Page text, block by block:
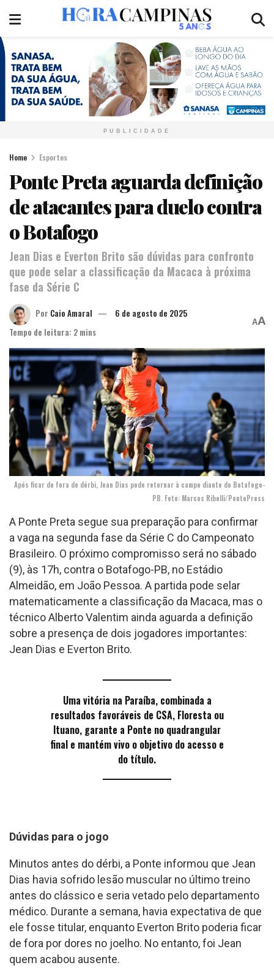
PUBLICIDADE
Home Esportes
Ponte Preta aguarda definição
de atacantes para duelo contra
o Botafogo
Jean Dias e Everton Brito são dúvidas para confronto
que pode selar a classificação da Macaca à próxima
fase da Série C
Por Caio Amaral
6 de agosto de 2025
Tempo de leitura: 2 mins
AA
Após ficar de fora do dérbi, Jean Dias pode retornar à campo diante do Botafogo-
PB. Foto: Marcos Ribolli/PontePress
A Ponte Preta segue sua preparação para confirmar
a vaga na segunda fase da Série C do Campeonato
Brasileiro. O próximo compromisso será no sábado
(9), às 17h, contra o Botafogo-PB, no Estádio
Almeidão, em João Pessoa. A partida pode selar
matematicamente a classificação da Macaca, mas o
técnico Alberto Valentim ainda aguarda a definição
sobre a presença de dois jogadores importantes:
Jean Dias e Everton Brito.
Uma vitória na Paraíba, combinada a
resultados favoráveis de CSA, Floresta ou
Ituano, garante a Ponte no quadrangular
final e mantém vivo o objetivo do acesso e
do título.
Dúvidas para o jogo
Minutos antes do dérbi, a Ponte informou que Jean
Dias havia sofrido lesão muscular no último treino
antes do clássico e seria vetado pelo departamento
médico. Durante a semana, havia expectativa de que
ele fosse titular, enquanto Everton Brito poderia ficar
de fora por dores no joelho. No entanto, foi Jean
quem acabou ausente.